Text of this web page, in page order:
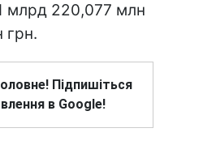
млрд 220,077 млн
грн.
Підпишіться
в Google!